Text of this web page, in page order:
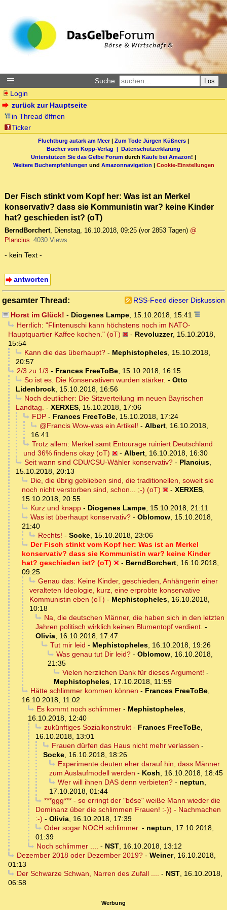
Suche: Los
Login
zurück zur Hauptseite
in Thread öffnen
Ticker
Fluchtburg autark am Meer| Zum Tode Jürgen Küßners |
Bücher vom Kopp-Verlag | Datenschutzerklärung
Unterstützen Sie das Gelbe Forum durch Käufe bei Amazon! |
Weitere Buchempfehlungen und Amazonnavigation | Cookie-Einstellungen
Der Fisch stinkt vom Kopf her: Was ist an Merkel
konservativ? dass sie Kommunistin war? keine Kinder
hat? geschieden ist? (oT)
BerndBorchert, Dienstag, 16.10.2018, 09:25 (vor 2853 Tagen) @
Plancius 4030 Views
- kein Text -
antworten
gesamter Thread:
RSS-Feed dieser Diskussion
Horst im Glück! - Diogenes Lampe, 15.10.2018, 15:41
Herrlich: "Flintenuschi kann höchstens noch im NATO-
Hauptquartier Kaffee kochen." (oT)
- Revoluzzer, 15.10.2018,
15:54
Kann die das überhaupt?- Mephistopheles, 15.10.2018,
20:57
2/3 zu 1/3 - Frances FreeToBe, 15.10.2018, 16:15
So ist es. Die Konservativen wurden stärker. - Otto
Lidenbrock, 15.10.2018, 16:56
Noch deutlicher: Die Sitzverteilung im neuen Bayrischen
Landtag. - XERXES, 15.10.2018, 17:06
FDP- Frances FreeToBe, 15.10.2018, 17:24
@Francis Wow-was ein Artikel! - Albert, 16.10.2018,
16:41
Trotz allem: Merkel samt Entourage ruiniert Deutschland
und 36% findens okay (oT)
- Albert, 16.10.2018, 16:30
Seit wann sind CDU/CSU-Wähler konservativ?- Plancius,
15.10.2018, 20:13
Die, die übrig geblieben sind, die traditionellen, soweit sie
noch nicht verstorben sind, schon... ;-) (oT)
- XERXES,
15.10.2018, 20:55
Kurz und knapp- Diogenes Lampe, 15.10.2018, 21:11
Was ist überhaupt konservativ?- Oblomow, 15.10.2018,
21:40
Rechts! - Socke, 15.10.2018, 23:06
Der Fisch stinkt vom Kopf her: Was ist an Merkel
konservativ? dass sie Kommunistin war? keine Kinder
hat? geschieden ist? (oT)
- BerndBorchert, 16.10.2018,
09:25
Genau das: Keine Kinder, geschieden, Anhängerin einer
veralteten Ideologie, kurz, eine erprobte konservative
Kommunistin eben (oT) - Mephistopheles, 16.10.2018,
10:18
Na, die deutschen Männer, die haben sich in den letzten
Jahren politisch wirklich keinen Blumentopf verdient. -
Olivia, 16.10.2018, 17:47
Tut mir leid - Mephistopheles, 16.10.2018, 19:26
Was genau tut Dir leid?- Oblomow, 16.10.2018,
21:35
Vielen herzlichen Dank für dieses Argument! -
Mephistopheles, 17.10.2018, 11:59
Hätte schlimmer kommen können - Frances FreeToBe,
16.10.2018, 11:02
Es kommt noch schlimmer- Mephistopheles,
16.10.2018, 12:40
zukünftiges Sozialkonstrukt- Frances FreeToBe,
16.10.2018, 13:01
Frauen dürfen das Haus nicht mehr verlassen -
Socke, 16.10.2018, 18:26
Experimente deuten eher darauf hin, dass Männer
zum Auslaufmodell werden - Kosh, 16.10.2018, 18:45
Wer will ihnen DAS denn verbieten?- neptun,
17.10.2018, 01:44
***ggg*** - so erringt der "böse" weiße Mann wieder die
Dominanz über die schlimmen Frauen! :-)) - Nachmachen
:-) - Olivia, 16.10.2018, 17:39
Oder sogar NOCH schlimmer. - neptun, 17.10.2018,
01:39
Noch schlimmer .... - NST, 16.10.2018, 13:12
Dezember 2018 oder Dezember 2019?- Weiner, 16.10.2018,
01:13
Der Schwarze Schwan, Narren des Zufall .... - NST, 16.10.2018,
06:58
Werbung